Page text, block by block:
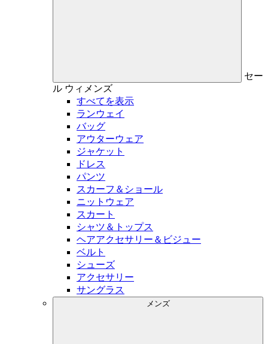
セー
ル ウィメンズ
すべてを表示
ランウェイ
バッグ
アウターウェア
ジャケット
ドレス
パンツ
スカーフ＆ショール
ニットウェア
スカート
シャツ＆トップス
ヘアアクセサリー＆ビジュー
ベルト
シューズ
アクセサリー
サングラス
メンズ